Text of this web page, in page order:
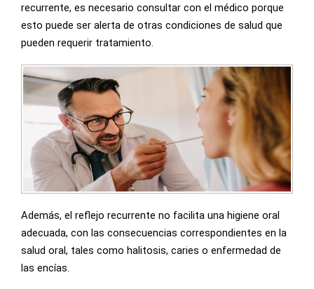
recurrente, es necesario consultar con el médico porque
esto puede ser alerta de otras condiciones de salud que
pueden requerir tratamiento.
Además, el reflejo recurrente no facilita una higiene oral
adecuada, con las consecuencias correspondientes en la
salud oral, tales como halitosis, caries o enfermedad de
las encías.